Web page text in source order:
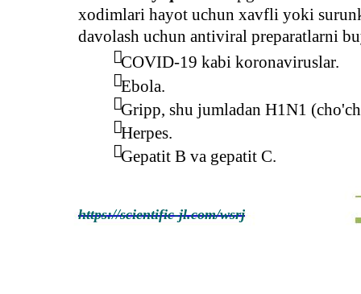
https://scientific-jl.com/wsrj
xodimlari hayot uchun xavfli yoki
davolash uchun antiviral preparatlarni
COVID-19 kabi koronaviruslar.
Ebola.
Gripp, shu jumladan H1N1
Herpes.
Gepatit B va gepatit C.